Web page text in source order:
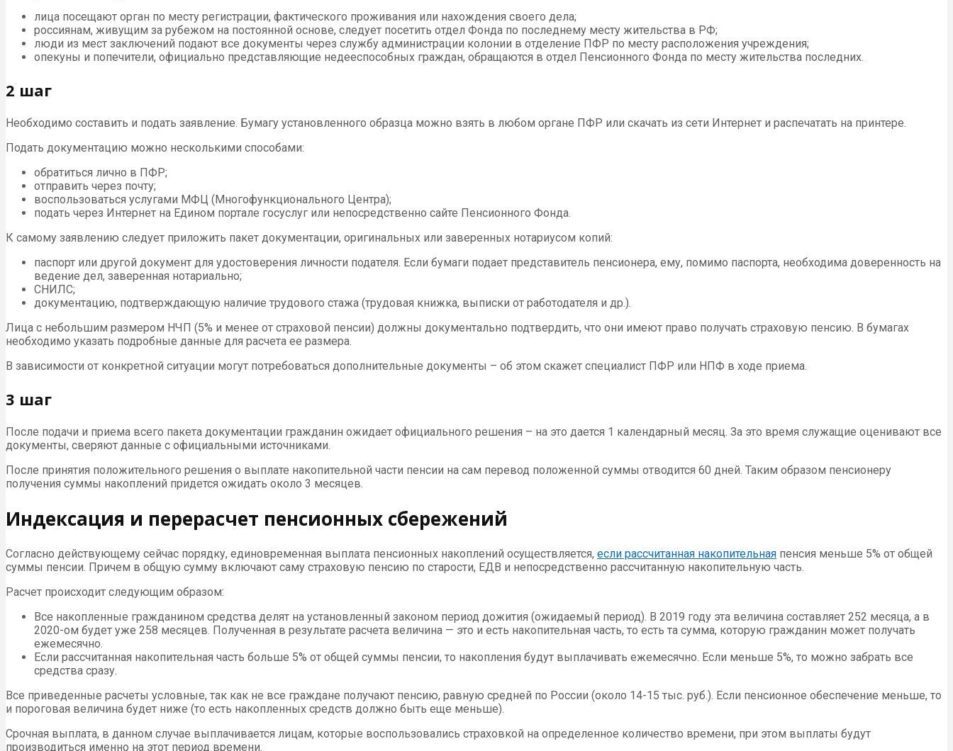
лица посещают орган по месту регистрации, фактического проживания или нахождения своего дела;
россиянам, живущим за рубежом на постоянной основе, следует посетить отдел Фонда по последнему месту жительства в РФ;
люди из мест заключений подают все документы через службу администрации колонии в отделение ПФР по месту расположения учреждения;
опекуны и попечители, официально представляющие недееспособных граждан, обращаются в отдел Пенсионного Фонда по месту жительства последних.
2 шаг
Необходимо составить и подать заявление. Бумагу установленного образца можно взять в любом органе ПФР или скачать из сети Интернет и распечатать на принтере.
Подать документацию можно несколькими способами:
обратиться лично в ПФР;
отправить через почту;
воспользоваться услугами МФЦ (Многофункционального Центра);
подать через Интернет на Едином портале госуслуг или непосредственно сайте Пенсионного Фонда.
К самому заявлению следует приложить пакет документации, оригинальных или заверенных нотариусом копий:
паспорт или другой документ для удостоверения личности подателя. Если бумаги подает представитель пенсионера, ему, помимо паспорта, необходима доверенность на
ведение дел, заверенная нотариально;
СНИЛС;
документацию, подтверждающую наличие трудового стажа (трудовая книжка, выписки от работодателя и др.).
Лица с небольшим размером НЧП (5% и менее от страховой пенсии) должны документально подтвердить, что они имеют право получать страховую пенсию. В бумагах
необходимо указать подробные данные для расчета ее размера.
В зависимости от конкретной ситуации могут потребоваться дополнительные документы – об этом скажет специалист ПФР или НПФ в ходе приема.
3 шаг
После подачи и приема всего пакета документации гражданин ожидает официального решения – на это дается 1 календарный месяц. За это время служащие оценивают все
документы, сверяют данные с официальными источниками.
После принятия положительного решения о выплате накопительной части пенсии на сам перевод положенной суммы отводится 60 дней. Таким образом пенсионеру
получения суммы накоплений придется ожидать около 3 месяцев.
Индексация и перерасчет пенсионных сбережений
Согласно действующему сейчас порядку, единовременная выплата пенсионных накоплений осуществляется, если рассчитанная накопительная пенсия меньше 5% от общей
суммы пенсии. Причем в общую сумму включают саму страховую пенсию по старости, ЕДВ и непосредственно рассчитанную накопительную часть.
Расчет происходит следующим образом:
Все накопленные гражданином средства делят на установленный законом период дожития (ожидаемый период). В 2019 году эта величина составляет 252 месяца, а в
2020-ом будет уже 258 месяцев. Полученная в результате расчета величина — это и есть накопительная часть, то есть та сумма, которую гражданин может получать
ежемесячно.
Если рассчитанная накопительная часть больше 5% от общей суммы пенсии, то накопления будут выплачивать ежемесячно. Если меньше 5%, то можно забрать все
средства сразу.
Все приведенные расчеты условные, так как не все граждане получают пенсию, равную средней по России (около 14-15 тыс. руб.). Если пенсионное обеспечение меньше, то
и пороговая величина будет ниже (то есть накопленных средств должно быть еще меньше).
Срочная выплата, в данном случае выплачивается лицам, которые воспользовались страховкой на определенное количество времени, при этом выплаты будут
производиться именно на этот период времени.